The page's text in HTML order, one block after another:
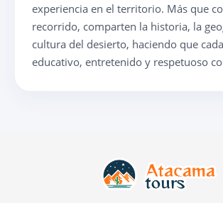
experiencia en el territorio. Más que
recorrido, comparten la historia, la
cultura del desierto, haciendo que
educativo, entretenido y respetuoso